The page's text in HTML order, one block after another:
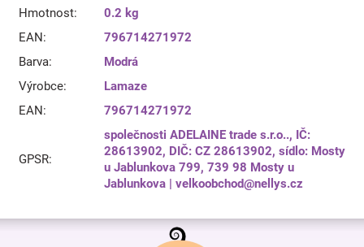
Hmotnost:
0.2 kg
EAN:
796714271972
Barva:
Modrá
Výrobce:
Lamaze
EAN: 796714271972
GPSR:
společnosti ADELAINE trade s.r.o.., IČ:
28613902, DIČ: CZ 28613902, sídlo: Mosty
u Jablunkova 799, 739 98 Mosty u
Jablunkova | velkoobchod@nellys.cz
Z